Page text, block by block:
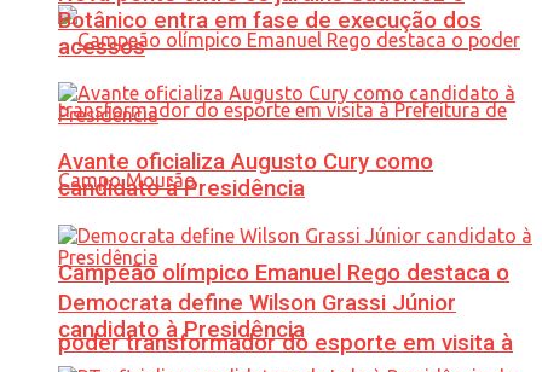
Campeão olímpico Emanuel Rego destaca o
poder transformador do esporte em visita à
Botânico entra em fase de execução dos
acessos
Avante oficializa Augusto Cury como
candidato à Presidência
Democrata define Wilson Grassi Júnior
candidato à Presidência